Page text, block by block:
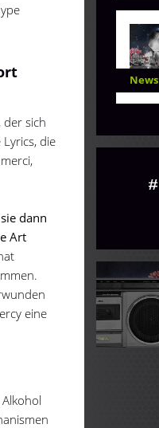
der sich
die
dann
Art
eine
News